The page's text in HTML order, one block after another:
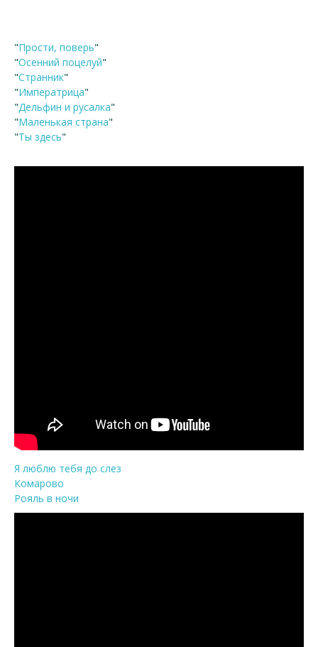
"Прости, поверь"
"Осенний поцелуй"
"Странник"
"Императрица"
"Дельфин и русалка"
"Маленькая страна"
"Ты здесь"
Я люблю тебя до слез
Комарово
Рояль в ночи